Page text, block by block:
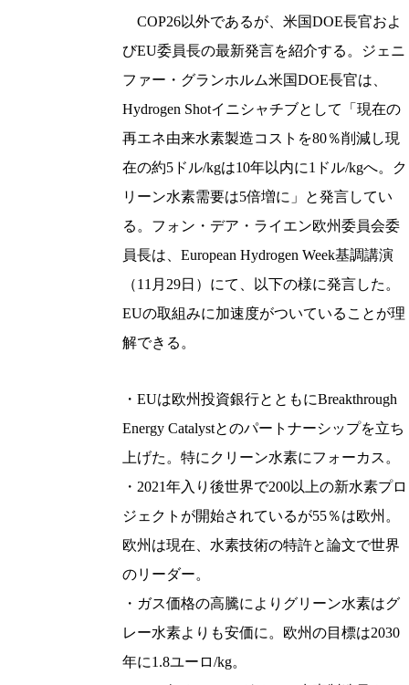
COP26以外であるが、米国DOE長官およ
びEU委員長の最新発言を紹介する。ジェニ
ファー・グランホルム米国DOE長官は、
Hydrogen Shotイニシャチブとして「現在の
再エネ由来水素製造コストを80％削減し現
在の約5ドル/kgは10年以内に1ドル/kgへ。ク
リーン水素需要は5倍増に」と発言してい
る。フォン・デア・ライエン欧州委員会委
員長は、European Hydrogen Week基調講演
（11月29日）にて、以下の様に発言した。
EUの取組みに加速度がついていることが理
解できる。
・EUは欧州投資銀行とともにBreakthrough
Energy Catalystとのパートナーシップを立ち
上げた。特にクリーン水素にフォーカス。
・2021年入り後世界で200以上の新水素プロ
ジェクトが開始されているが55％は欧州。
欧州は現在、水素技術の特許と論文で世界
のリーダー。
・ガス価格の高騰によりグリーン水素はグ
レー水素よりも安価に。欧州の目標は2030
年に1.8ユーロ/kg。